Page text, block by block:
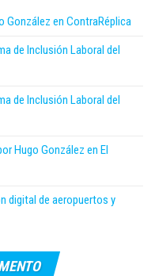
González en ContraRéplica
de Inclusión Laboral del
de Inclusión Laboral del
Hugo González en El
digital de aeropuertos y